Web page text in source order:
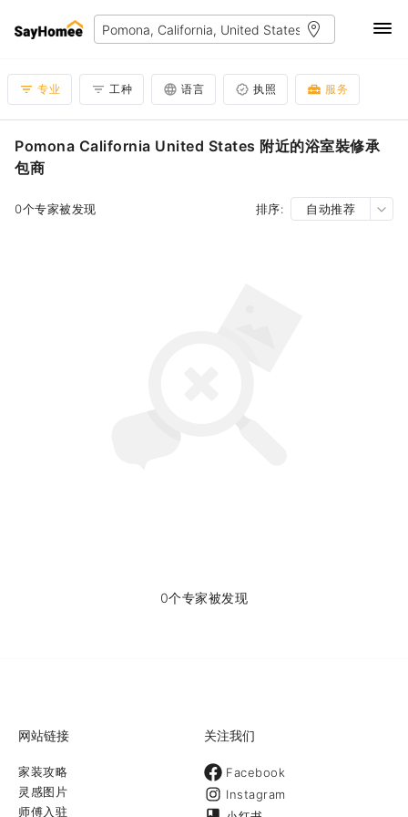
专业 工种 语言 执照 服务
Pomona California United States 附近的浴室裝修承
包商
0个专家被发现 排序: 自动推荐
0个专家被发现
网站链接
家装攻略
灵感图片
师傅入驻
关注我们
Facebook
Instagram